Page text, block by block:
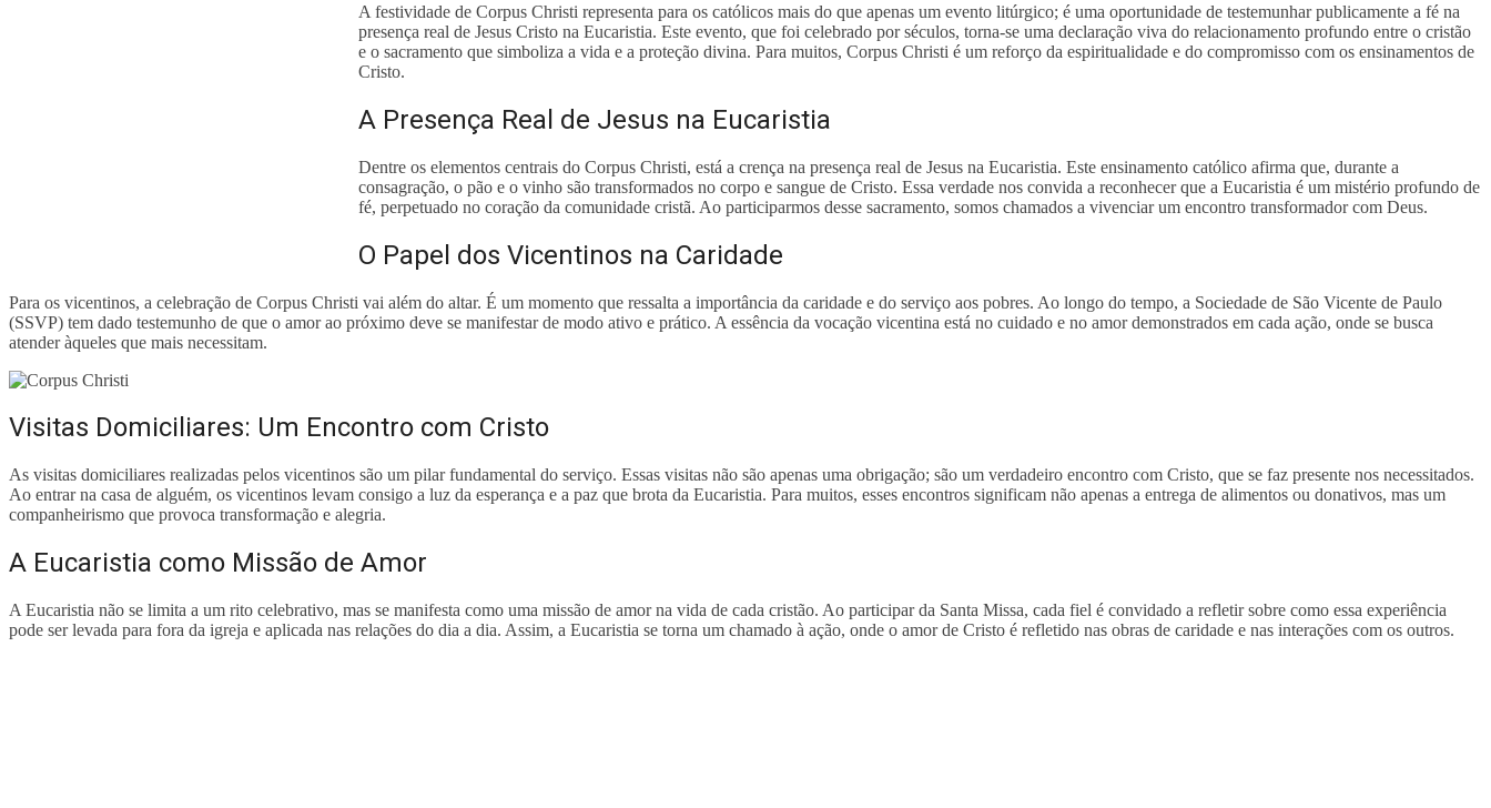
A festividade de Corpus Christi representa para os católicos mais do que apenas um evento litúrgico; é uma oportunidade de testemunhar publicamente a fé na
presença real de Jesus Cristo na Eucaristia. Este evento, que foi celebrado por séculos, torna-se uma declaração viva do relacionamento profundo entre o cristão
e o sacramento que simboliza a vida e a proteção divina. Para muitos, Corpus Christi é um reforço da espiritualidade e do compromisso com os ensinamentos de
Cristo.
A Presença Real de Jesus na Eucaristia
Dentre os elementos centrais do Corpus Christi, está a crença na presença real de Jesus na Eucaristia. Este ensinamento católico afirma que, durante a
consagração, o pão e o vinho são transformados no corpo e sangue de Cristo. Essa verdade nos convida a reconhecer que a Eucaristia é um mistério profundo de
fé, perpetuado no coração da comunidade cristã. Ao participarmos desse sacramento, somos chamados a vivenciar um encontro transformador com Deus.
O Papel dos Vicentinos na Caridade
Para os vicentinos, a celebração de Corpus Christi vai além do altar. É um momento que ressalta a importância da caridade e do serviço aos pobres. Ao longo do tempo, a Sociedade de São Vicente de Paulo
(SSVP) tem dado testemunho de que o amor ao próximo deve se manifestar de modo ativo e prático. A essência da vocação vicentina está no cuidado e no amor demonstrados em cada ação, onde se busca
atender àqueles que mais necessitam.
Visitas Domiciliares: Um Encontro com Cristo
As visitas domiciliares realizadas pelos vicentinos são um pilar fundamental do serviço. Essas visitas não são apenas uma obrigação; são um verdadeiro encontro com Cristo, que se faz presente nos necessitados.
Ao entrar na casa de alguém, os vicentinos levam consigo a luz da esperança e a paz que brota da Eucaristia. Para muitos, esses encontros significam não apenas a entrega de alimentos ou donativos, mas um
companheirismo que provoca transformação e alegria.
A Eucaristia como Missão de Amor
A Eucaristia não se limita a um rito celebrativo, mas se manifesta como uma missão de amor na vida de cada cristão. Ao participar da Santa Missa, cada fiel é convidado a refletir sobre como essa experiência
pode ser levada para fora da igreja e aplicada nas relações do dia a dia. Assim, a Eucaristia se torna um chamado à ação, onde o amor de Cristo é refletido nas obras de caridade e nas interações com os outros.